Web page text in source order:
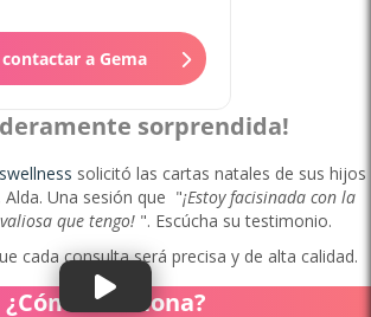
a Gema
sorprendida!
solicitó las cartas natales de sus hijos
Una sesión que "¡Estoy facisinada con la
que tengo!". Escúcha su testimonio.
cada consulta será precisa y de alta calidad.
¿Cómo funciona?